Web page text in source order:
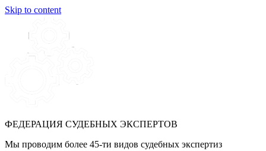
Skip to content
ФЕДЕРАЦИЯ СУДЕБНЫХ ЭКСПЕРТОВ
Мы проводим более 45-ти видов судебных экспертиз